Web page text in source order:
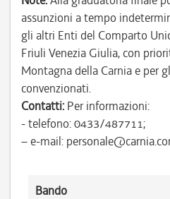
assunzioni a tempo
gli altri Enti del Comparto
Friuli Venezia Giulia, con
Montagna della Carnia e per
convenzionati.
Contatti: Per informazioni:
- telefono: 0433/487711;
– e-mail:
Bando